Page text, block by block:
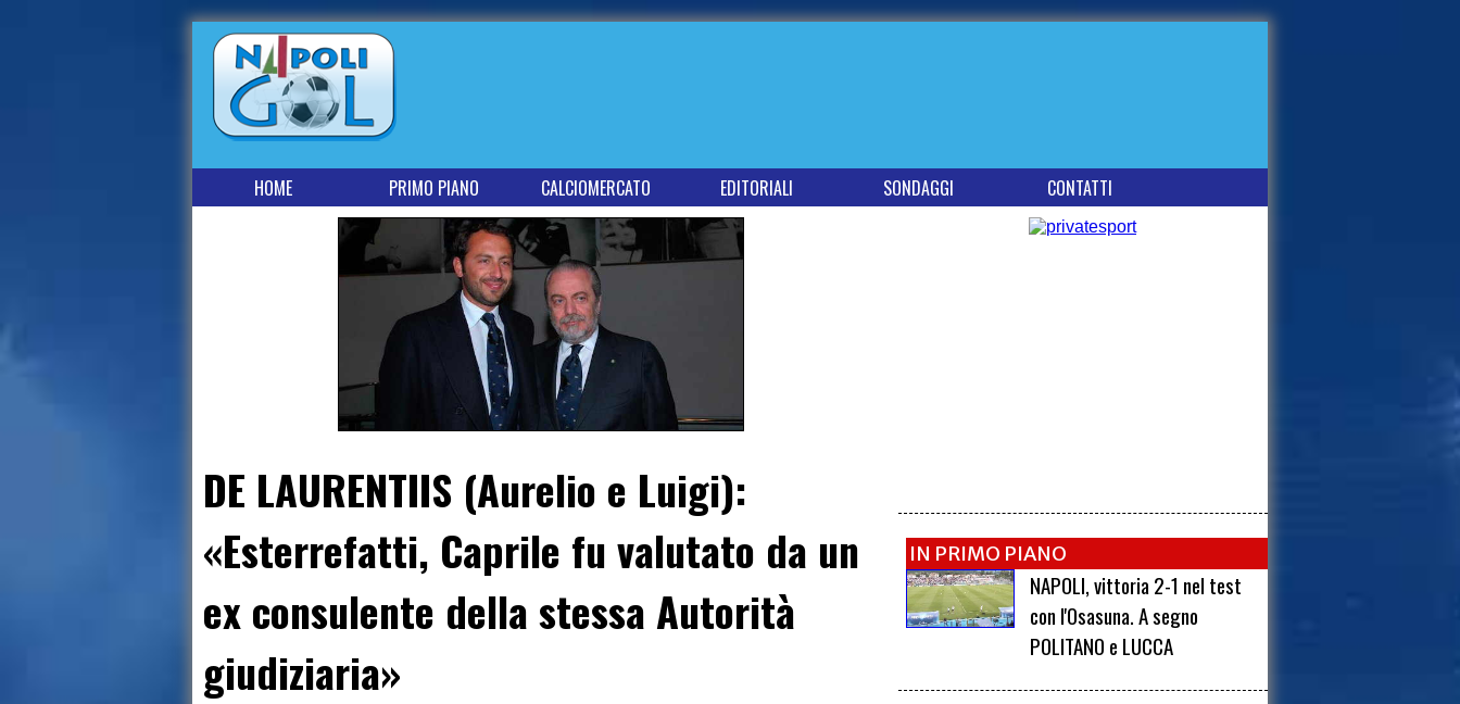
HOME PRIMO PIANO CALCIOMERCATO EDITORIALI SONDAGGI CONTATTI
DE LAURENTIIS (Aurelio e Luigi):
«Esterrefatti, Caprile fu valutato da un
ex consulente della stessa Autorità
giudiziaria»
IN PRIMO PIANO
NAPOLI, vittoria 2-1 nel test
con l'Osasuna. A segno
POLITANO e LUCCA